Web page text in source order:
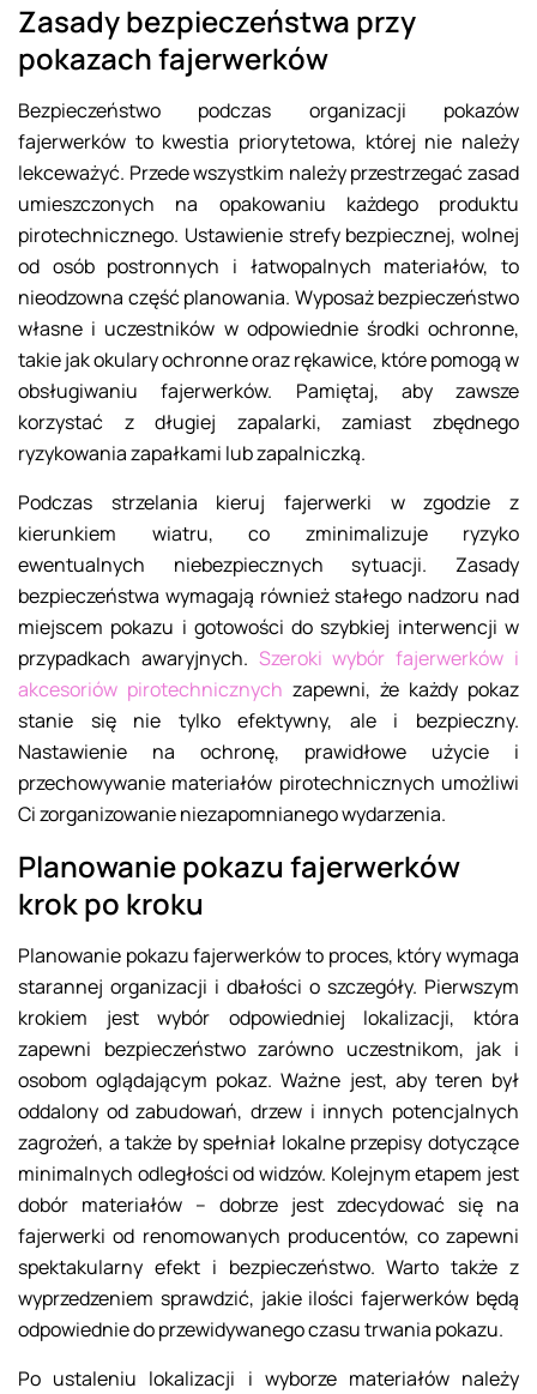
Zasady bezpieczeństwa przy
pokazach fajerwerków
Bezpieczeństwo podczas organizacji pokazów
fajerwerków to kwestia priorytetowa, której nie należy
lekceważyć. Przede wszystkim należy przestrzegać zasad
umieszczonych na opakowaniu każdego produktu
pirotechnicznego. Ustawienie strefy bezpiecznej, wolnej
od osób postronnych i łatwopalnych materiałów, to
nieodzowna część planowania. Wyposaż bezpieczeństwo
własne i uczestników w odpowiednie środki ochronne,
takie jak okulary ochronne oraz rękawice, które pomogą w
obsługiwaniu fajerwerków. Pamiętaj, aby zawsze
korzystać z długiej zapalarki, zamiast zbędnego
ryzykowania zapałkami lub zapalniczką.
Podczas strzelania kieruj fajerwerki w zgodzie z
kierunkiem wiatru, co zminimalizuje ryzyko
ewentualnych niebezpiecznych sytuacji. Zasady
bezpieczeństwa wymagają również stałego nadzoru nad
miejscem pokazu i gotowości do szybkiej interwencji w
przypadkach awaryjnych. Szeroki wybór fajerwerków i
akcesoriów pirotechnicznych zapewni, że każdy pokaz
stanie się nie tylko efektywny, ale i bezpieczny.
Nastawienie na ochronę, prawidłowe użycie i
przechowywanie materiałów pirotechnicznych umożliwi
Ci zorganizowanie niezapomnianego wydarzenia.
Planowanie pokazu fajerwerków
krok po kroku
Planowanie pokazu fajerwerków to proces, który wymaga
starannej organizacji i dbałości o szczegóły. Pierwszym
krokiem jest wybór odpowiedniej lokalizacji, która
zapewni bezpieczeństwo zarówno uczestnikom, jak i
osobom oglądającym pokaz. Ważne jest, aby teren był
oddalony od zabudowań, drzew i innych potencjalnych
zagrożeń, a także by spełniał lokalne przepisy dotyczące
minimalnych odległości od widzów. Kolejnym etapem jest
dobór materiałów – dobrze jest zdecydować się na
fajerwerki od renomowanych producentów, co zapewni
spektakularny efekt i bezpieczeństwo. Warto także z
wyprzedzeniem sprawdzić, jakie ilości fajerwerków będą
odpowiednie do przewidywanego czasu trwania pokazu.
Po ustaleniu lokalizacji i wyborze materiałów należy